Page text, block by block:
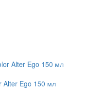
Alter Ego 150 мл